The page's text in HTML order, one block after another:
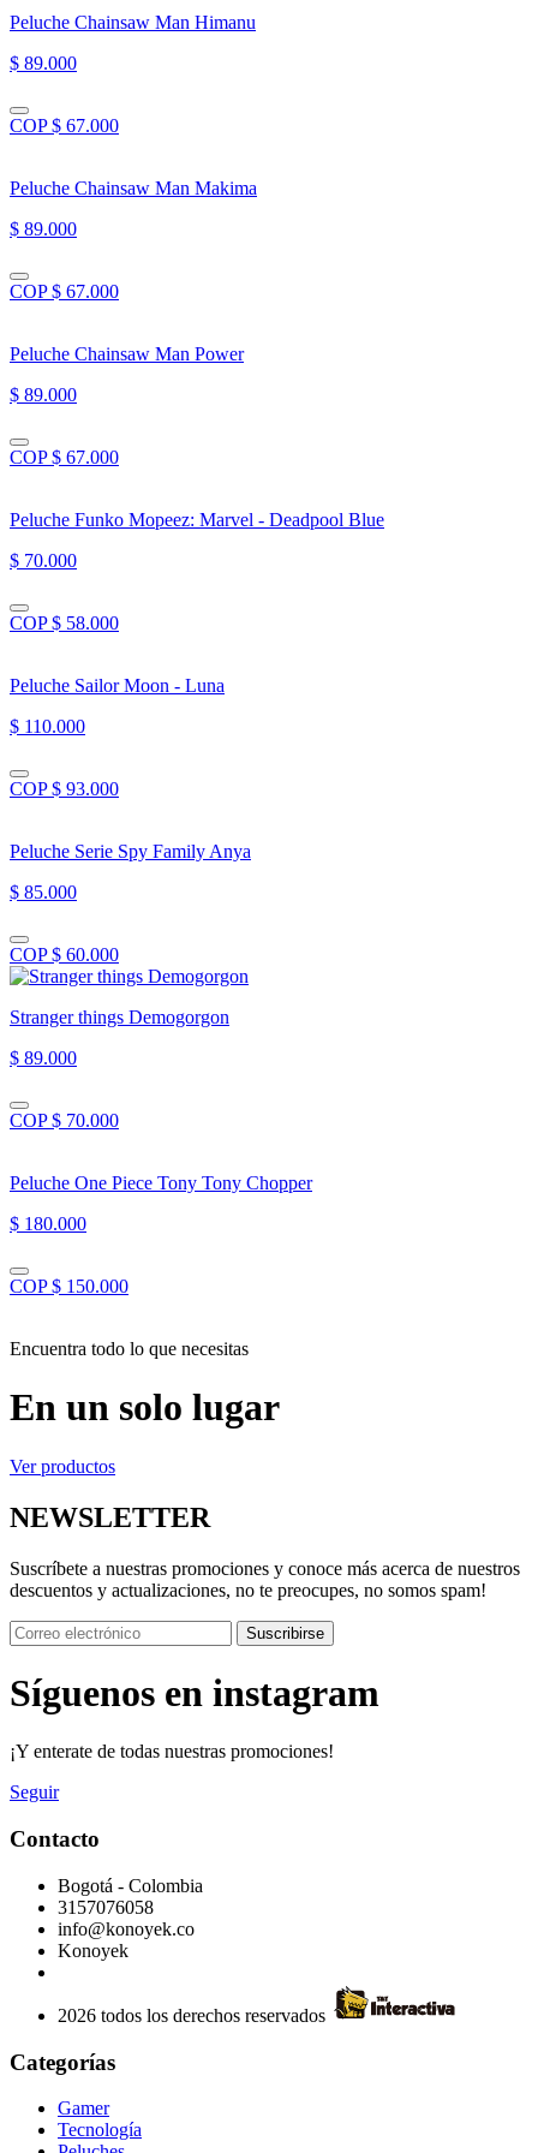
Peluche Chainsaw Man Himanu
$ 89.000
COP $ 67.000
Peluche Chainsaw Man Makima
$ 89.000
COP $ 67.000
Peluche Chainsaw Man Power
$ 89.000
COP $ 67.000
Peluche Funko Mopeez: Marvel - Deadpool Blue
$ 70.000
COP $ 58.000
Peluche Sailor Moon - Luna
$ 110.000
COP $ 93.000
Peluche Serie Spy Family Anya
$ 85.000
COP $ 60.000
Stranger things Demogorgon
$ 89.000
COP $ 70.000
Peluche One Piece Tony Tony Chopper
$ 180.000
COP $ 150.000
Encuentra todo lo que necesitas
En un solo lugar
Ver productos
NEWSLETTER
Suscríbete a nuestras promociones y conoce más acerca de nuestros
descuentos y actualizaciones, no te preocupes, no somos spam!
Suscribirse
Síguenos en instagram
¡Y enterate de todas nuestras promociones!
Seguir
Contacto
Bogotá - Colombia
3157076058
info@konoyek.co
Konoyek
2026 todos los derechos reservados
Categorías
Gamer
Tecnología